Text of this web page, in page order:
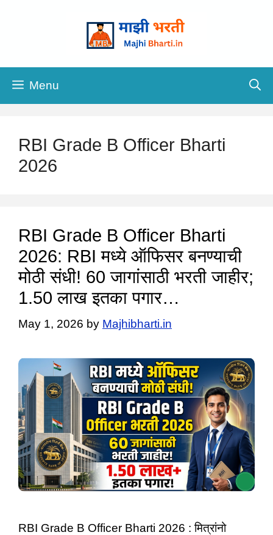
Menu
RBI Grade B Officer Bharti
2026
RBI Grade B Officer Bharti
2026: RBI मध्ये ऑफिसर बनण्याची
मोठी संधी! 60 जागांसाठी भरती जाहीर;
1.50 लाख इतका पगार…
May 1, 2026 by Majhibharti.in
RBI Grade B Officer Bharti 2026 : मित्रांनो